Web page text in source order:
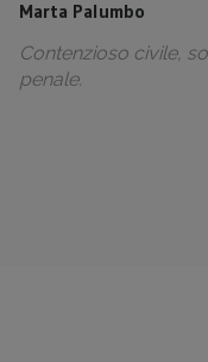
Marta Palumbo
Contenzioso civile,
penale.